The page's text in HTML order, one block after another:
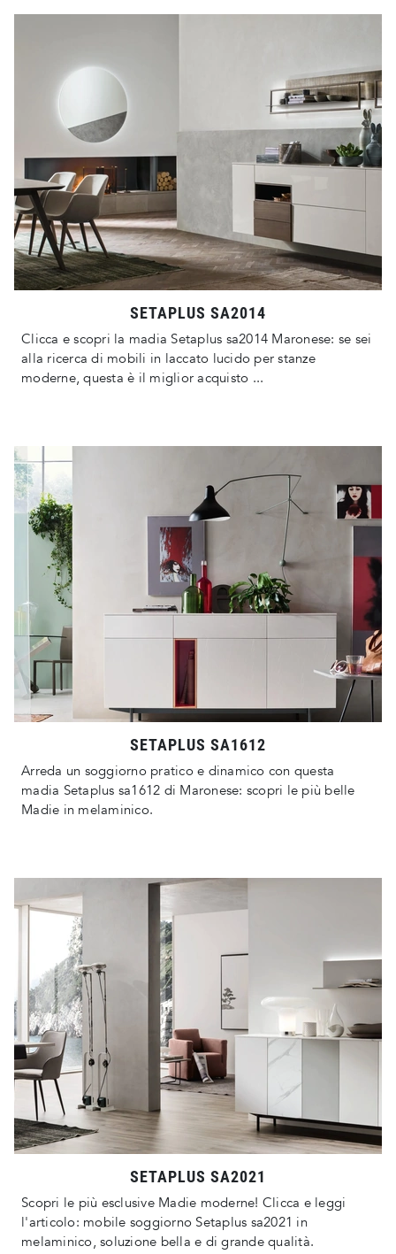
SETAPLUS SA2014
Clicca e scopri la madia Setaplus sa2014 Maronese: se sei
alla ricerca di mobili in laccato lucido per stanze
moderne, questa è il miglior acquisto ...
SETAPLUS SA1612
Arreda un soggiorno pratico e dinamico con questa
madia Setaplus sa1612 di Maronese: scopri le più belle
Madie in melaminico.
SETAPLUS SA2021
Scopri le più esclusive Madie moderne! Clicca e leggi
l'articolo: mobile soggiorno Setaplus sa2021 in
melaminico, soluzione bella e di grande qualità.